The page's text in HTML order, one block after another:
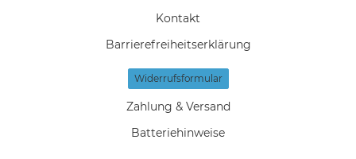
Kontakt
Barrierefreiheitserklärung
Widerrufs­formular
Zahlung & Versand
Batteriehinweise